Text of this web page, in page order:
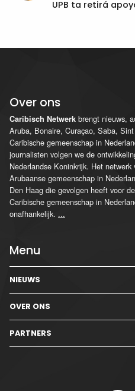
UPB ta retirá
Over ons
Caribisch Netwerk brengt nieuws,
Aruba, Bonaire, Curaçao, Saba,
Caribische gemeenschap in
journalisten volgen we de
Nederlandse Koninkrijk. Het
Arubaanse gemeenschap in
Den Haag die gevolgen heeft voor
Caribische gemeenschap in
onafhankelijk. ...
Menu
NIEUWS
OVER ONS
PARTNERS